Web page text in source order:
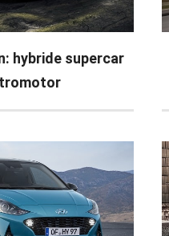
hybride supercar